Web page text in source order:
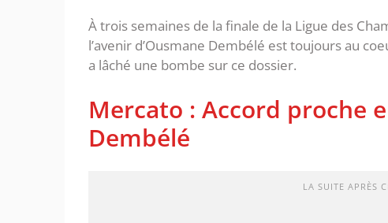
À trois semaines de la finale de la Ligue des
l’avenir d’Ousmane Dembélé est toujours au
a lâché une bombe sur ce dossier.
Mercato : Accord proche
Dembélé
LA SUITE APRÈS